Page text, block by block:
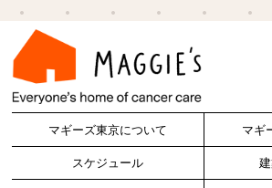
マギーズ東京について マギ
スケジュール